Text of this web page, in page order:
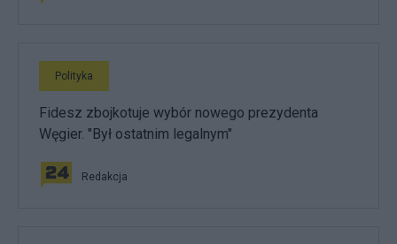
Polityka
Fidesz zbojkotuje wybór nowego prezydenta
Węgier. "Był ostatnim legalnym"
Redakcja